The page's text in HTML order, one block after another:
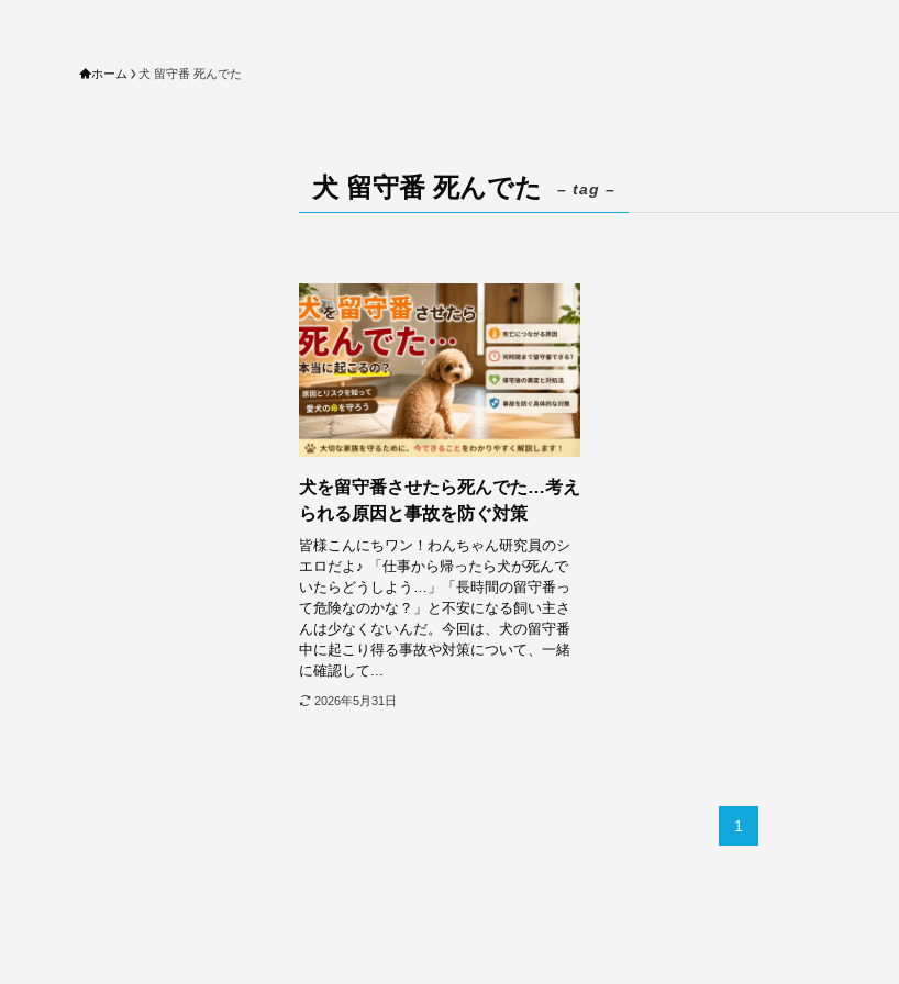
ホーム 犬 留守番 死んでた
犬 留守番 死んでた – tag –
犬を留守番させたら死んでた…考え
られる原因と事故を防ぐ対策
皆様こんにちワン！わんちゃん研究員のシ
エロだよ♪ 「仕事から帰ったら犬が死んで
いたらどうしよう…」「長時間の留守番っ
て危険なのかな？」と不安になる飼い主さ
んは少なくないんだ。今回は、犬の留守番
中に起こり得る事故や対策について、一緒
に確認して...
2026年5月31日
1